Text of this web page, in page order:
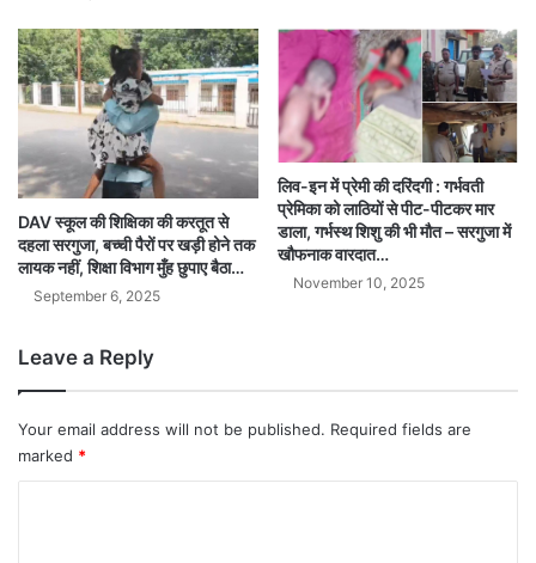
DAV स्कूल की शिक्षिका की करतूत से
दहला सरगुजा, बच्ची पैरों पर खड़ी होने तक
लायक नहीं, शिक्षा विभाग मुँह छुपाए बैठा…
September 6, 2025
लिव-इन में प्रेमी की दरिंदगी : गर्भवती
प्रेमिका को लाठियों से पीट-पीटकर मार
डाला, गर्भस्थ शिशु की भी मौत – सरगुजा में
खौफनाक वारदात…
November 10, 2025
Leave a Reply
Your email address will not be published. Required fields are
marked *